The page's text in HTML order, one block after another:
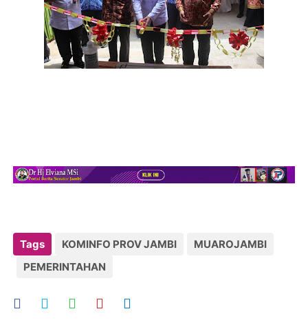
Tags KOMINFO PROV JAMBI
MUAROJAMBI
PEMERINTAHAN